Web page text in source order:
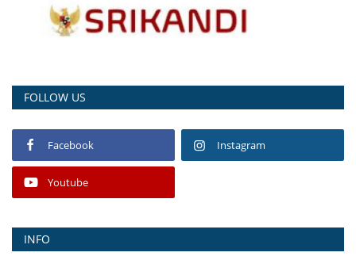
FOLLOW US
Facebook Instagram
Youtube
INFO